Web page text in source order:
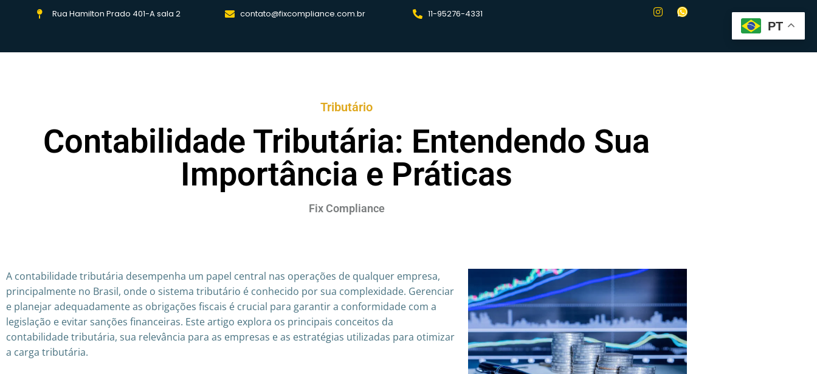
Rua Hamilton Prado 401-A sala 2 contato@fixcompliance.com.br 11-95276-4331
Tributário
Contabilidade Tributária: Entendendo Sua
Importância e Práticas
Fix Compliance
A contabilidade tributária desempenha um papel central nas operações de qualquer empresa,
principalmente no Brasil, onde o sistema tributário é conhecido por sua complexidade. Gerenciar
e planejar adequadamente as obrigações fiscais é crucial para garantir a conformidade com a
legislação e evitar sanções financeiras. Este artigo explora os principais conceitos da
contabilidade tributária, sua relevância para as empresas e as estratégias utilizadas para otimizar
a carga tributária.
PT